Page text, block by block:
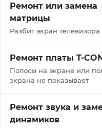
Ремонт или замена
матрицы
Разбит экран телевизора
Ремонт платы T-
Полосы на экране или
экрана не показывает
Ремонт звука и
динамиков